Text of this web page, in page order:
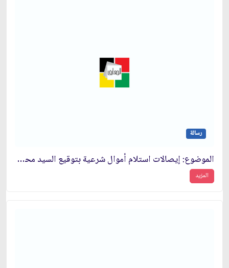
رسالة
الموضوع: إيصالات استلام أموال شرعية بتوقيع السيد محمد صادق الطهراني‏
المزيد